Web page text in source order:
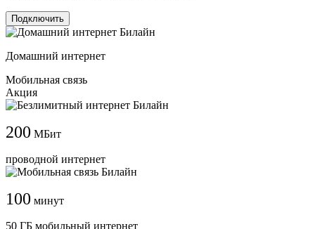
Подключить
Домашний интернет
Мобильная связь
Акция
200 МБит
проводной интернет
100 минут
50 ГБ мобильный интернет